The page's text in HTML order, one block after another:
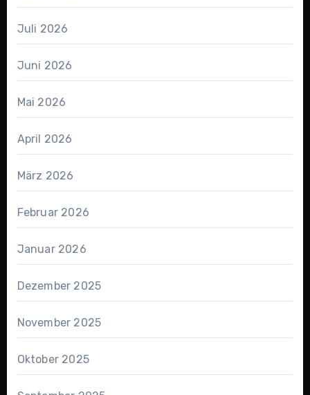
Juli 2026
Juni 2026
Mai 2026
April 2026
März 2026
Februar 2026
Januar 2026
Dezember 2025
November 2025
Oktober 2025